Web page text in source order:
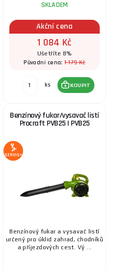
SKLADEM
Akční cena
1 084 Kč
Ušetříte 8%
Původní cena:1 179 Kč
ks KOUPIT
Benzínový fukar/vysavač listí
Procraft PVB25 | PVB25
SERVIS+
Benzínový fukar a vysavač listí
určený pro úklid zahrad, chodníků
a příjezdových cest. Vý ...